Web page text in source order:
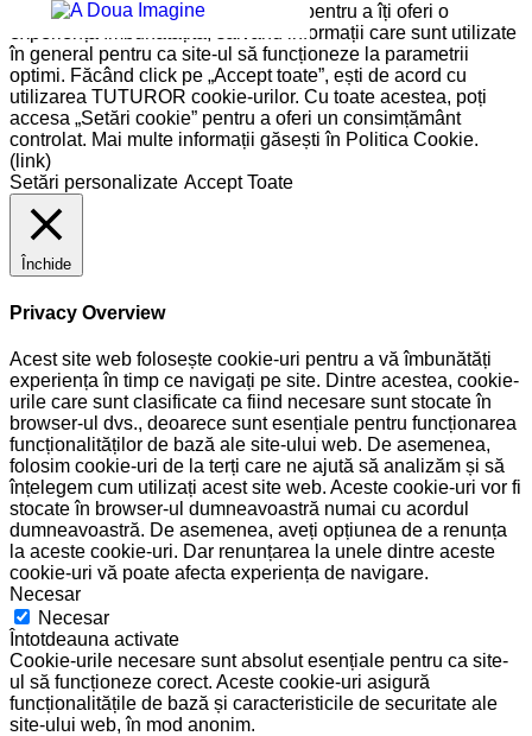
Pe site-ul nostru folosim cookie-uri pentru a îți oferi o
experiență îmbunătățită, salvând informații care sunt utilizate
în general pentru ca site-ul să funcționeze la parametrii
optimi. Făcând click pe „Accept toate”, ești de acord cu
utilizarea TUTUROR cookie-urilor. Cu toate acestea, poți
accesa „Setări cookie” pentru a oferi un consimțământ
controlat. Mai multe informații găsești în Politica Cookie.
(link)
Setări personalizate Accept Toate
Închide
Privacy Overview
Acest site web folosește cookie-uri pentru a vă îmbunătăți
experiența în timp ce navigați pe site. Dintre acestea, cookie-
urile care sunt clasificate ca fiind necesare sunt stocate în
browser-ul dvs., deoarece sunt esențiale pentru funcționarea
funcționalităților de bază ale site-ului web. De asemenea,
folosim cookie-uri de la terți care ne ajută să analizăm și să
înțelegem cum utilizați acest site web. Aceste cookie-uri vor fi
stocate în browser-ul dumneavoastră numai cu acordul
dumneavoastră. De asemenea, aveți opțiunea de a renunța
la aceste cookie-uri. Dar renunțarea la unele dintre aceste
cookie-uri vă poate afecta experiența de navigare.
Necesar
Necesar
Întotdeauna activate
Cookie-urile necesare sunt absolut esențiale pentru ca site-
ul să funcționeze corect. Aceste cookie-uri asigură
funcționalitățile de bază și caracteristicile de securitate ale
site-ului web, în mod anonim.